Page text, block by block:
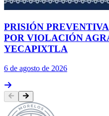
PRISIÓN
POR VIOLACIÓN
YECAPIXTLA
6 de agosto de 2026